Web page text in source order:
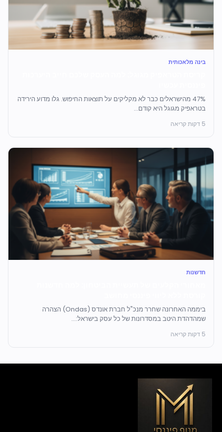
בינה מלאכותית
47% מהישראלים כבר לא מקליקים על תוצאות החיפוש. גלו מדוע הירידה
בטראפיק מגוגל היא קודם...
5 דקות קריאה
חדשנות
ביממה האחרונה שחרר מנכ"ל חברת אונדס (Ondas) הצהרה
שמהדהדת היטב במסדרונות של כל עסק בישראל:...
5 דקות קריאה